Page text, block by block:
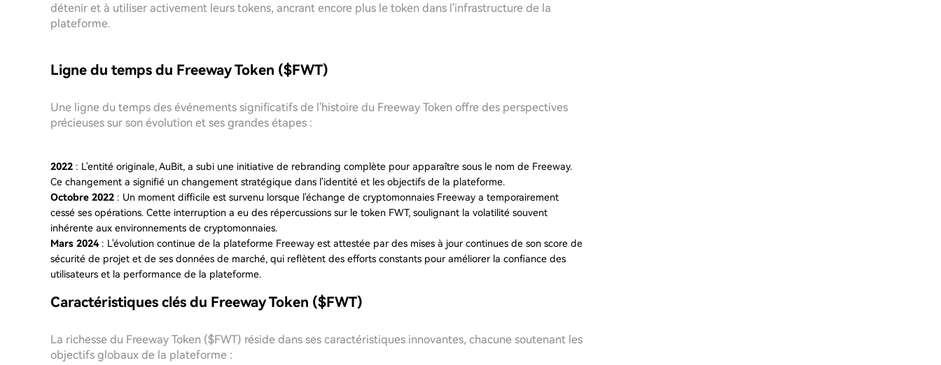
détenir et à utiliser activement leurs tokens, ancrant encore plus le token dans l'infrastructure de la
plateforme.
Ligne du temps du Freeway Token ($FWT)
Une ligne du temps des événements significatifs de l'histoire du Freeway Token offre des perspectives
précieuses sur son évolution et ses grandes étapes :
2022 : L'entité originale, AuBit, a subi une initiative de rebranding complète pour apparaître sous le nom de Freeway.
Ce changement a signifié un changement stratégique dans l'identité et les objectifs de la plateforme.
Octobre 2022 : Un moment difficile est survenu lorsque l'échange de cryptomonnaies Freeway a temporairement
cessé ses opérations. Cette interruption a eu des répercussions sur le token FWT, soulignant la volatilité souvent
inhérente aux environnements de cryptomonnaies.
Mars 2024: L'évolution continue de la plateforme Freeway est attestée par des mises à jour continues de son score de
sécurité de projet et de ses données de marché, qui reflètent des efforts constants pour améliorer la confiance des
utilisateurs et la performance de la plateforme.
Caractéristiques clés du Freeway Token ($FWT)
La richesse du Freeway Token ($FWT) réside dans ses caractéristiques innovantes, chacune soutenant les
objectifs globaux de la plateforme :